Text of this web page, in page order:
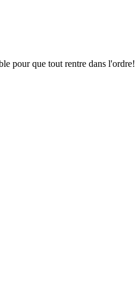
pour que tout rentre dans l'ordre!